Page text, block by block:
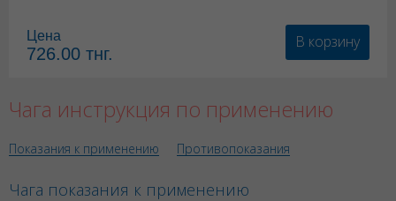
Цена
726.00 тнг.
В корзину
Чага инструкция по применению
Показания к применению Противопоказания
Чага показания к применению